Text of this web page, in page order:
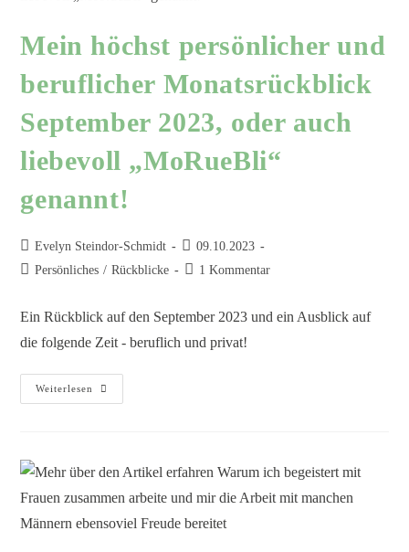
Mein höchst persönlicher und
beruflicher Monatsrückblick
September 2023, oder auch
liebevoll „MoRueBli“
genannt!
Evelyn Steindor-Schmidt
09.10.2023
Persönliches / Rückblicke 1 Kommentar
Ein Rückblick auf den September 2023 und ein Ausblick auf
die folgende Zeit - beruflich und privat!
Weiterlesen